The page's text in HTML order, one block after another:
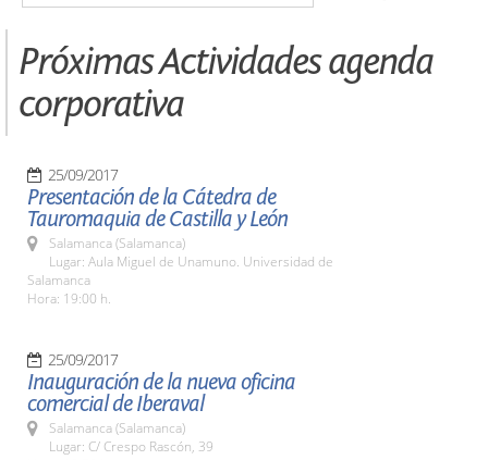
Próximas Actividades agenda
corporativa
25/09/2017
Presentación de la Cátedra de
Tauromaquia de Castilla y León
Salamanca (Salamanca)
Lugar: Aula Miguel de Unamuno. Universidad de
Salamanca
Hora: 19:00 h.
25/09/2017
Inauguración de la nueva oficina
comercial de Iberaval
Salamanca (Salamanca)
Lugar: C/ Crespo Rascón, 39